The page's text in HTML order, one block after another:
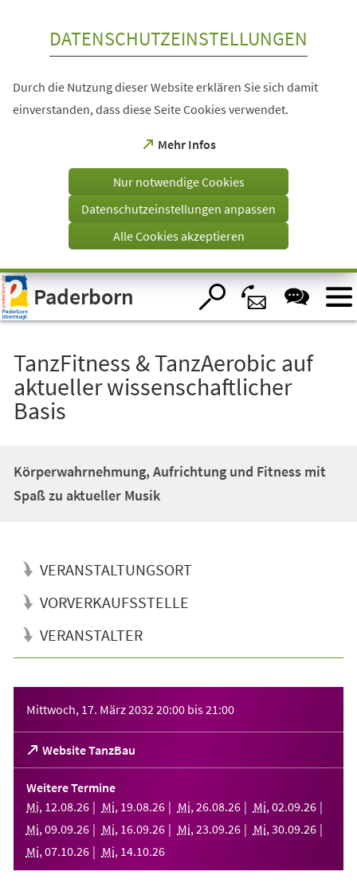
Visuelle
Assistenzsoftware
öffnen.
DATENSCHUTZEINSTELLUNGEN
Durch die Nutzung dieser Website erklären Sie sich damit
einverstanden, dass diese Seite Cookies verwendet.
Mehr Infos
(Öffnet
einem
Tab)
Nur notwendige Cookies
Datenschutzeinstellungen anpassen
Alle Cookies akzeptieren
Paderborn
TanzFitness & TanzAerobic auf
aktueller wissenschaftlicher
Basis
Körperwahrnehmung, Aufrichtung und Fitness mit
Spaß zu aktueller Musik
VERANSTALTUNGSORT
VORVERKAUFSSTELLE
VERANSTALTER
Mittwoch, 17. März 2032 20:00 bis21:00
Website TanzBau
(Öffnet
in
einem
neuen
Tab)
Weitere Termine
Mi, 12.08.26 Mi, 19.08.26 Mi, 26.08.26 Mi, 02.09.26
Mi, 09.09.26 Mi, 16.09.26 Mi, 23.09.26 Mi, 30.09.26
Mi, 07.10.26 Mi, 14.10.26